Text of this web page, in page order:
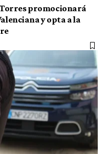
promocionará
y opta a la